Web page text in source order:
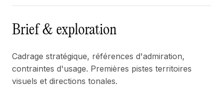
Brief & exploration
Cadrage stratégique, références d'admiration,
contraintes d'usage. Premières pistes territoires
visuels et directions tonales.